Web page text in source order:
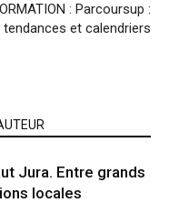
: Parcoursup :
tendances et calendriers
Jura. Entre grands
locales